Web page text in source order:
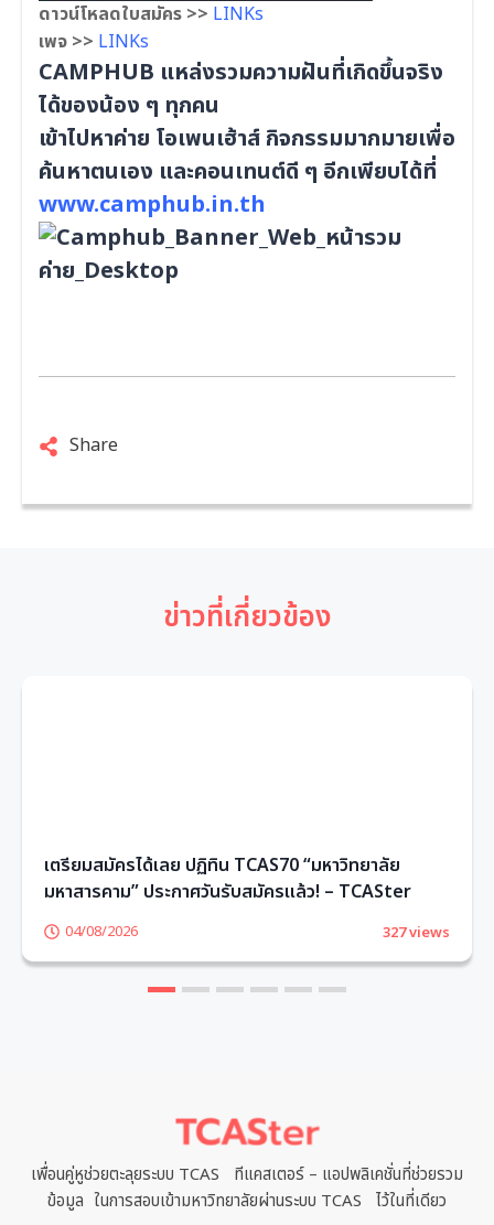
ดาวน์โหลดใบสมัคร >> LINKs
เพจ >> LINKs
CAMPHUB แหล่งรวมความฝันที่เกิดขึ้นจริง
ได้ของน้อง ๆ ทุกคน
เข้าไปหาค่าย โอเพนเฮ้าส์ กิจกรรมมากมายเพื่อ
ค้นหาตนเอง และคอนเทนต์ดี ๆ อีกเพียบได้ที่
www.camphub.in.th
Share
ข่าวที่เกี่ยวข้อง
เตรียมสมัครได้เลย ปฏิทิน TCAS70 “มหาวิทยาลัย
มหาสารคาม” ประกาศวันรับสมัครแล้ว! – TCASter
04/08/2026 327 views
3 4 5 6
เพื่อนคู่หูช่วยตะลุยระบบ TCAS ทีแคสเตอร์ – แอปพลิเคชั่นที่ช่วยรวม
ข้อมูล ในการสอบเข้ามหาวิทยาลัยผ่านระบบ TCAS ไว้ในที่เดียว